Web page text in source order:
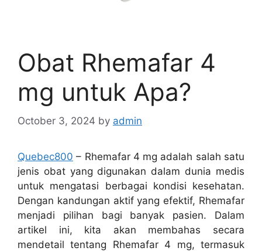
Obat Rhemafar 4
mg untuk Apa?
October 3, 2024 by admin
Quebec800 – Rhemafar 4 mg adalah salah satu
jenis obat yang digunakan dalam dunia medis
untuk mengatasi berbagai kondisi kesehatan.
Dengan kandungan aktif yang efektif, Rhemafar
menjadi pilihan bagi banyak pasien. Dalam
artikel ini, kita akan membahas secara
mendetail tentang Rhemafar 4 mg, termasuk